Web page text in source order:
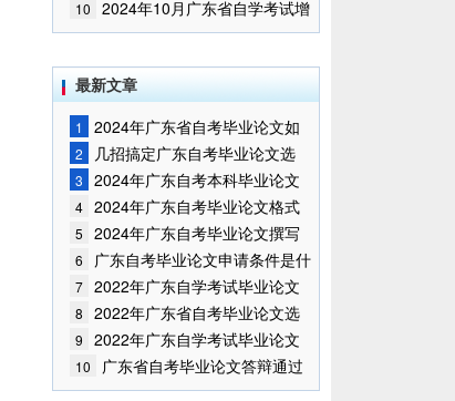
课程考试时间安排和使用教材的通
知
10
2024年10月广东省自学考试增
加一门开考课程的通告
最新文章
1
2024年广东省自考毕业论文如
何答辩?
2
几招搞定广东自考毕业论文选
题!
3
2024年广东自考本科毕业论文
怎么选题?
4 2024年广东自考毕业论文格式
要求
5
2024年广东自考毕业论文撰写
技巧
6
广东自考毕业论文申请条件是什
么？
7 2022年广东自学考试毕业论文
答辩技巧
8
2022年广东省自考毕业论文选
题怎么选？
9
2022年广东自学考试毕业论文
大纲怎么写？
10
广东省自考毕业论文答辩通过
率怎么样?